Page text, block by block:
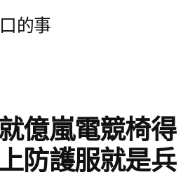
的事
億嵐電競椅得
防護服就是兵